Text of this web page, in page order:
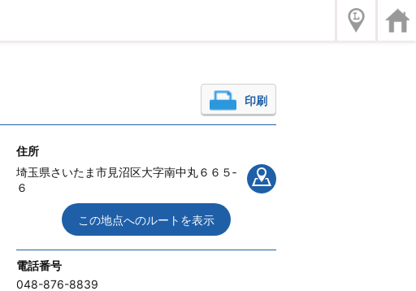
印刷
住所
埼玉県さいたま市見沼区大字南中丸６６５‐
６
この地点へのルートを表示
電話番号
048-876-8839